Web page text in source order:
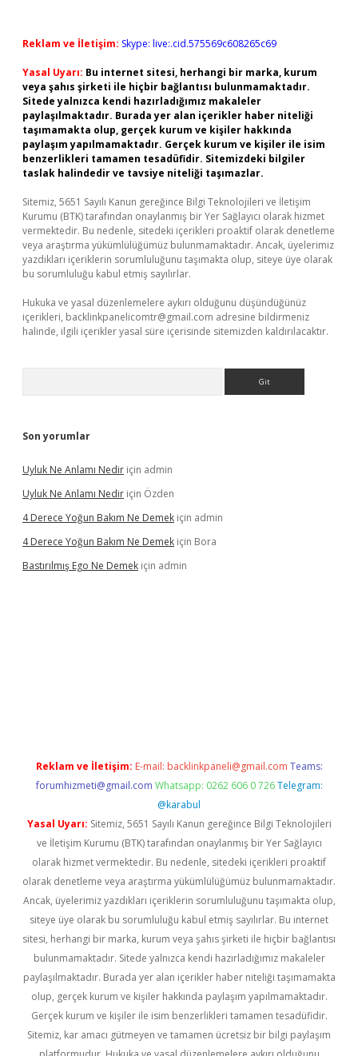
Reklam ve İletişim: Skype: live:.cid.575569c608265c69
Yasal Uyarı: Bu internet sitesi, herhangi bir marka, kurum
veya şahıs şirketi ile hiçbir bağlantısı bulunmamaktadır.
Sitede yalnızca kendi hazırladığımız makaleler
paylaşılmaktadır. Burada yer alan içerikler haber niteliği
taşımamakta olup, gerçek kurum ve kişiler hakkında
paylaşım yapılmamaktadır. Gerçek kurum ve kişiler ile isim
benzerlikleri tamamen tesadüfidir. Sitemizdeki bilgiler
taslak halindedir ve tavsiye niteliği taşımazlar.
Sitemiz, 5651 Sayılı Kanun gereğince Bilgi Teknolojileri ve İletişim
Kurumu (BTK) tarafından onaylanmış bir Yer Sağlayıcı olarak hizmet
vermektedir. Bu nedenle, sitedeki içerikleri proaktif olarak denetleme
veya araştırma yükümlülüğümüz bulunmamaktadır. Ancak, üyelerimiz
yazdıkları içeriklerin sorumluluğunu taşımakta olup, siteye üye olarak
bu sorumluluğu kabul etmiş sayılırlar.
Hukuka ve yasal düzenlemelere aykırı olduğunu düşündüğünüz
içerikleri, backlinkpanelicomtr@gmail.com adresine bildirmeniz
halinde, ilgili içerikler yasal süre içerisinde sitemizden kaldırılacaktır.
Son yorumlar
Uyluk Ne Anlamı Nedir için admin
Uyluk Ne Anlamı Nedir için Özden
4 Derece Yoğun Bakım Ne Demek için admin
4 Derece Yoğun Bakım Ne Demek için Bora
Bastırılmış Ego Ne Demek için admin
Reklam ve İletişim: E-mail: backlinkpaneli@gmail.com Teams:
forumhizmeti@gmail.com Whatsapp: 0262 606 0 726 Telegram:
@karabul
Yasal Uyarı: Sitemiz, 5651 Sayılı Kanun gereğince Bilgi Teknolojileri
ve İletişim Kurumu (BTK) tarafından onaylanmış bir Yer Sağlayıcı
olarak hizmet vermektedir. Bu nedenle, sitedeki içerikleri proaktif
olarak denetleme veya araştırma yükümlülüğümüz bulunmamaktadır.
Ancak, üyelerimiz yazdıkları içeriklerin sorumluluğunu taşımakta olup,
siteye üye olarak bu sorumluluğu kabul etmiş sayılırlar. Bu internet
sitesi, herhangi bir marka, kurum veya şahıs şirketi ile hiçbir bağlantısı
bulunmamaktadır. Sitede yalnızca kendi hazırladığımız makaleler
paylaşılmaktadır. Burada yer alan içerikler haber niteliği taşımamakta
olup, gerçek kurum ve kişiler hakkında paylaşım yapılmamaktadır.
Gerçek kurum ve kişiler ile isim benzerlikleri tamamen tesadüfidir.
Sitemiz, kar amacı gütmeyen ve tamamen ücretsiz bir bilgi paylaşım